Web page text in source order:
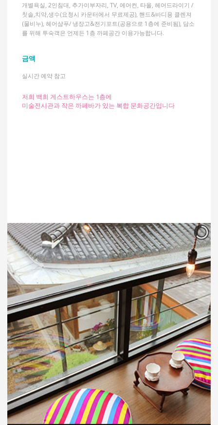
개별욕실, 2인침대, 추가이부자리, TV, 에어컨, 타올, 헤어드라이기 /
칫솔,치약,생수(요청시 카운터에서 무료제공), 핸드&바디용 클렌져
(물비누), 헤어샴푸/ 냉장고&전기포트(공용으로 1층에 준비됨), 담소
를 위해 투숙객은 언제든 1층 까페공간 이용가능합니다.
금액
실시간 예약 참고
저희 백희 게스트하우스는 1층에
미술전시관과 작은 까페바가 있는 복합 문화공간입니다